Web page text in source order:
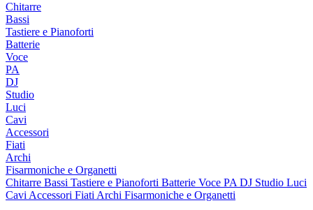
Chitarre
Bassi
Tastiere e Pianoforti
Batterie
Voce
PA
DJ
Studio
Luci
Cavi
Accessori
Fiati
Archi
Fisarmoniche e Organetti
Chitarre Bassi Tastiere e Pianoforti Batterie Voce PA DJ Studio Luci
Cavi Accessori Fiati Archi Fisarmoniche e Organetti